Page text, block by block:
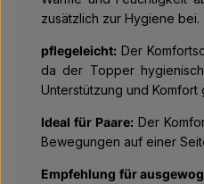
zusätzlich zur Hygiene bei.
pflegeleicht: Der
da der Topper
Unterstützung und Komfort
Ideal für Paare: Der
Bewegungen auf einer
Empfehlung für